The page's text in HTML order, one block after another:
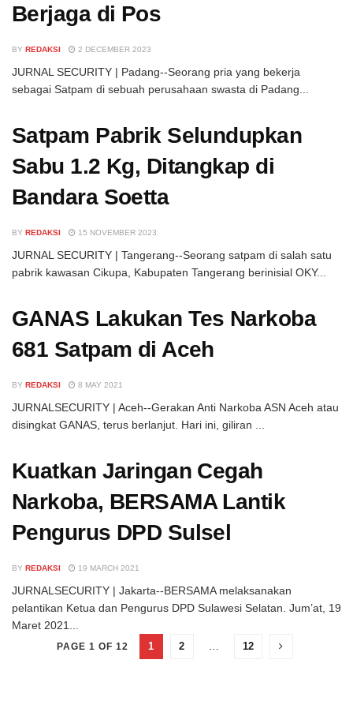
Berjaga di Pos
BY REDAKSI 2 DECEMBER 2023
JURNAL SECURITY | Padang--Seorang pria yang bekerja
sebagai Satpam di sebuah perusahaan swasta di Padang...
Satpam Pabrik Selundupkan
Sabu 1.2 Kg, Ditangkap di
Bandara Soetta
BY REDAKSI 15 NOVEMBER 2023
JURNAL SECURITY | Tangerang--Seorang satpam di salah satu
pabrik kawasan Cikupa, Kabupaten Tangerang berinisial OKY...
GANAS Lakukan Tes Narkoba
681 Satpam di Aceh
BY REDAKSI 8 MAY 2021
JURNALSECURITY | Aceh--Gerakan Anti Narkoba ASN Aceh atau
disingkat GANAS, terus berlanjut. Hari ini, giliran ...
Kuatkan Jaringan Cegah
Narkoba, BERSAMA Lantik
Pengurus DPD Sulsel
BY REDAKSI 19 MARCH 2021
JURNALSECURITY | Jakarta--BERSAMA melaksanakan
pelantikan Ketua dan Pengurus DPD Sulawesi Selatan. Jum’at, 19
Maret 2021...
PAGE 1 OF 12 1 2 12